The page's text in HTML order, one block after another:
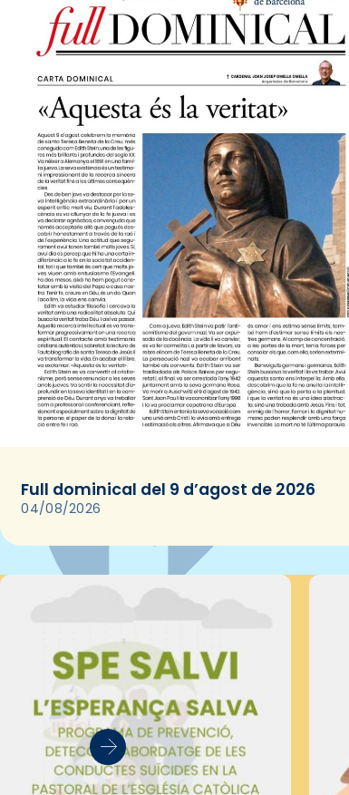
Full dominical del 9 d’agost de 2026
04/08/2026